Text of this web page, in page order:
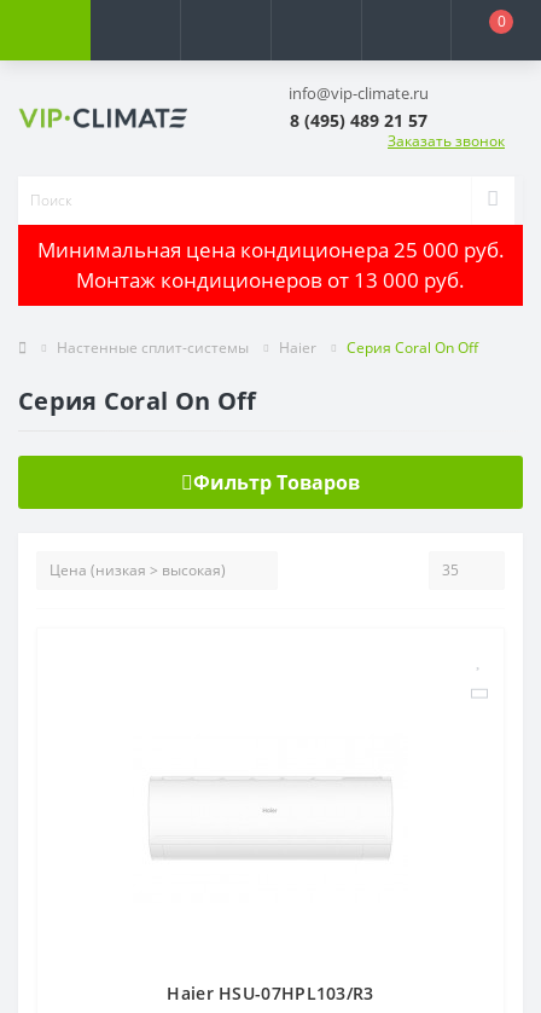
0
info@vip-climate.ru
8 (495) 489 21 57
Заказать звонок
Минимальная цена кондиционера 25 000 руб.
Монтаж кондиционеров от 13 000 руб.
Настенные сплит-системы Haier Серия Coral On Off
Серия Coral On Off
Фильтр Товаров
Haier HSU-07HPL103/R3